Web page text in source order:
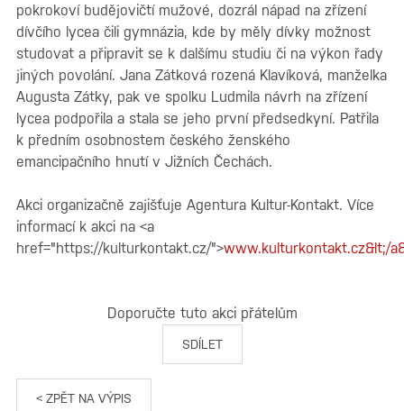
pokrokoví budějovičtí mužové, dozrál nápad na zřízení
dívčího lycea čili gymnázia, kde by měly dívky možnost
studovat a připravit se k dalšímu studiu či na výkon řady
jiných povolání. Jana Zátková rozená Klavíková, manželka
Augusta Zátky, pak ve spolku Ludmila návrh na zřízení
lycea podpořila a stala se jeho první předsedkyní. Patřila
k předním osobnostem českého ženského
emancipačního hnutí v Jižních Čechách.
Akci organizačně zajišťuje Agentura Kultur-Kontakt. Více
informací k akci na <a
href="https://kulturkontakt.cz/">www.kulturkontakt.cz&lt;/
Doporučte tuto akci přátelům
SDÍLET
< ZPĚT NA VÝPIS